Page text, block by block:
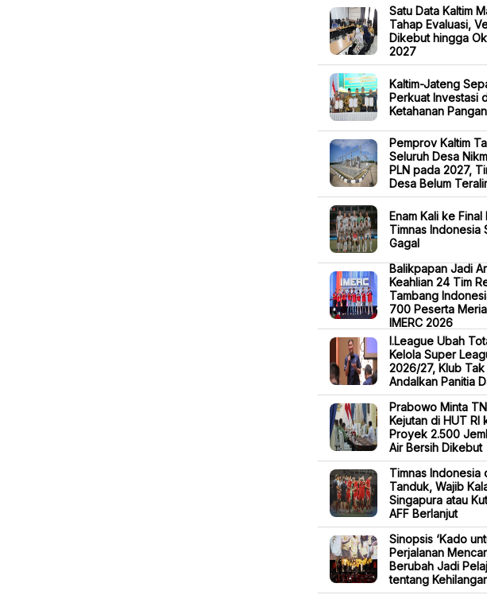
Satu Data Kaltim
Tahap Evaluasi,
Dikebut hingga
2027
Kaltim-Jateng
Perkuat Investasi
Ketahanan Pangan
Pemprov Kaltim
Seluruh Desa
PLN pada 2027,
Desa Belum
Enam Kali ke Final
Timnas Indonesia
Gagal
Balikpapan Jadi
Keahlian 24 Tim
Tambang
700 Peserta
IMERC 2026
I.League Ubah
Kelola Super
2026/27, Klub Tak
Andalkan Panitia
Prabowo Minta
Kejutan di HUT RI
Proyek 2.500
Air Bersih Dikebut
Timnas Indonesia
Tanduk, Wajib
Singapura atau
AFF Berlanjut
Sinopsis ‘Kado
Perjalanan
Berubah Jadi
tentang